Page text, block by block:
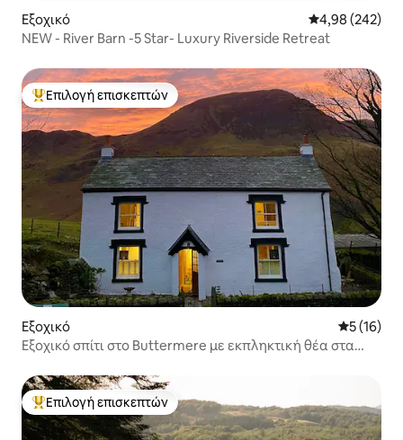
Εξοχικό Μέση
4,98 (242)
NEW - River Barn -5 Star- Luxury Riverside Retreat
Κορυφαία επιλογή επισκεπτών
Επιλογή επισκεπτών
Εξοχικό Μέση
5 (16)
Εξοχικό σπίτι στο Buttermere με εκπληκτική θέα στα
Κορυφαία επιλογή επισκεπτών
Επιλογή επισκεπτών